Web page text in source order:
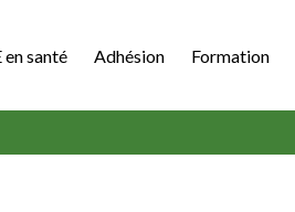
en santé Adhésion Formation